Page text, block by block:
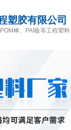
塑胶有限公司
棒、PAI板等工程塑料